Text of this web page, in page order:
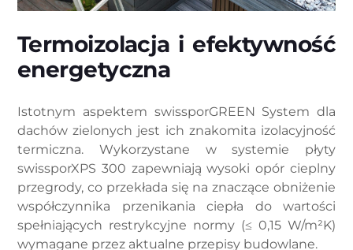
Termoizolacja i efektywność
energetyczna
Istotnym aspektem swissporGREEN System dla
dachów zielonych jest ich znakomita izolacyjność
termiczna. Wykorzystane w systemie płyty
swissporXPS 300 zapewniają wysoki opór cieplny
przegrody, co przekłada się na znaczące obniżenie
współczynnika przenikania ciepła do wartości
spełniających restrykcyjne normy (≤ 0,15 W/m²K)
wymagane przez aktualne przepisy budowlane.